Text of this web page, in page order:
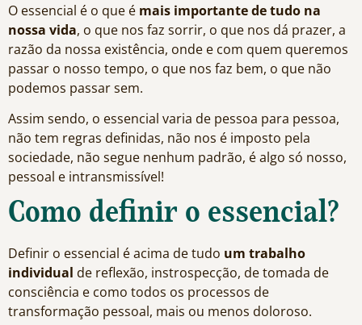
O essencial é o que é mais importante de tudo na
nossa vida, o que nos faz sorrir, o que nos dá prazer, a
razão da nossa existência, onde e com quem queremos
passar o nosso tempo, o que nos faz bem, o que não
podemos passar sem.
Assim sendo, o essencial varia de pessoa para pessoa,
não tem regras definidas, não nos é imposto pela
sociedade, não segue nenhum padrão, é algo só nosso,
pessoal e intransmissível!
Como definir o essencial?
Definir o essencial é acima de tudo um trabalho
individual de reflexão, instrospecção, de tomada de
consciência e como todos os processos de
transformação pessoal, mais ou menos doloroso.